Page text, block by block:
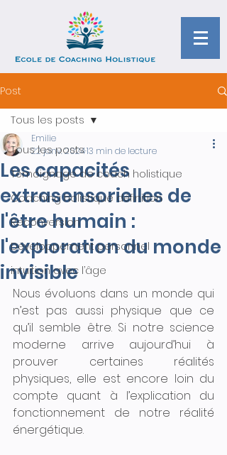
Post
Tous les posts
Témoignage de coach holistique
Coaching holistique définition
Reconversion
Développement personnel
intuition avec l’âge
Tous les posts
Les capacités
extrasensorielles de
l'être humain :
l'exploration du monde
invisible
Emilie
22 janv. 202413 min de lecture
Nous évoluons dans un monde qui
n’est pas aussi physique que ce
qu’il semble être. Si notre science
moderne arrive aujourd’hui à
prouver certaines réalités
physiques, elle est encore loin du
compte quant à l’explication du
fonctionnement de notre réalité
énergétique.